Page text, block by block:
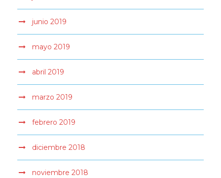
junio 2019
mayo 2019
abril 2019
marzo 2019
febrero 2019
diciembre 2018
noviembre 2018